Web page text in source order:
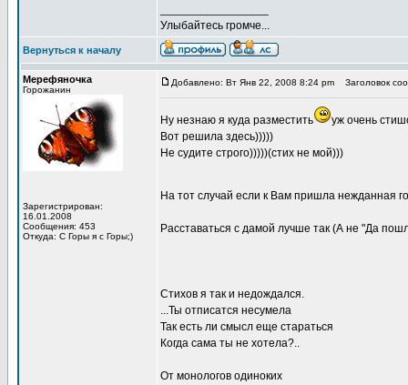
Улыбайтесь громче...
Вернуться к началу
Мерефяночка
Горожанин
Зарегистрирован:
16.01.2008
Сообщения: 453
Откуда: С Горы я с Горы;)
Добавлено: Вт Янв 22, 2008 8:24 pm Заголовок
Ну незнаю я куда разместить
уж очень
Вот решила здесь)))))
Не судите строго)))))(стих не мой)))
На тот случай если к Вам пришла нежданная
Расставаться с дамой лучше так (А не "Да
Стихов я так и недождался.
...Ты отписатся несумела
Так есть ли смысл еще стараться
Когда сама ты не хотела?..
От монологов одиноких